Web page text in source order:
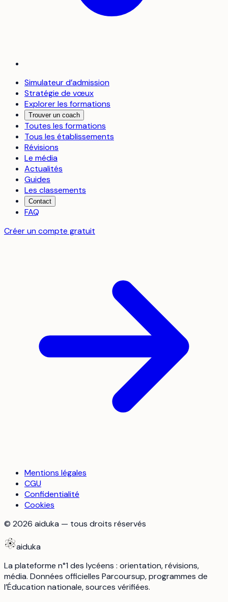
Simulateur d’admission
Stratégie de vœux
Explorer les formations
Trouver un coach
Toutes les formations
Tous les établissements
Révisions
Le média
Actualités
Guides
Les classements
Contact
FAQ
Créer un compte gratuit
Mentions légales
CGU
Confidentialité
Cookies
© 2026 aiduka — tous droits réservés
aiduka
La plateforme n°1 des lycéens : orientation, révisions,
média. Données officielles Parcoursup, programmes de
l’Éducation nationale, sources vérifiées.